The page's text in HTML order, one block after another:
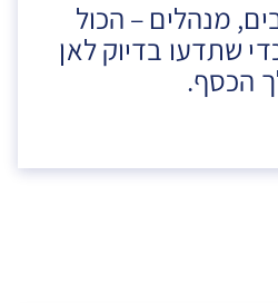
מנהלים – הכול
שתדעו בדיוק לאן
הכסף.